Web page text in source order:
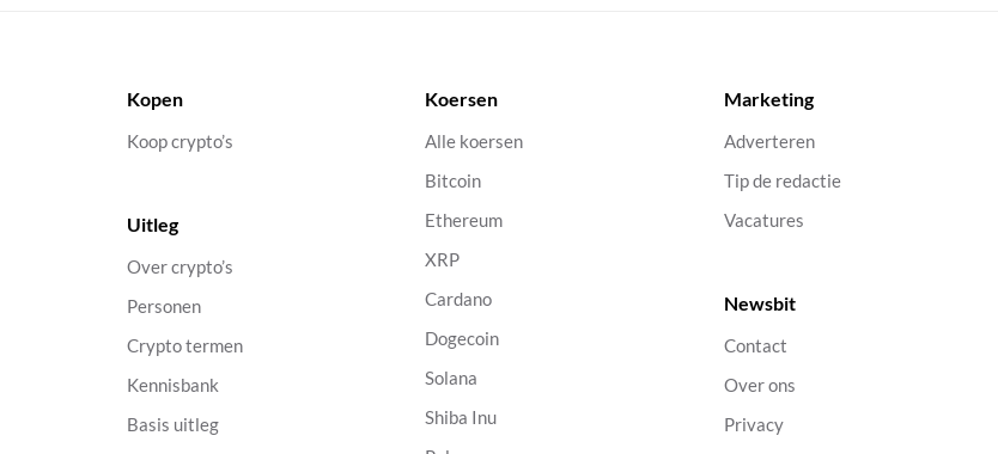
Kopen
Koop crypto’s
Uitleg
Over crypto’s
Personen
Crypto termen
Kennisbank
Basis uitleg
Koersen
Alle koersen
Bitcoin
Ethereum
XRP
Cardano
Dogecoin
Solana
Shiba Inu
Marketing
Adverteren
Tip de redactie
Vacatures
Newsbit
Contact
Over ons
Privacy